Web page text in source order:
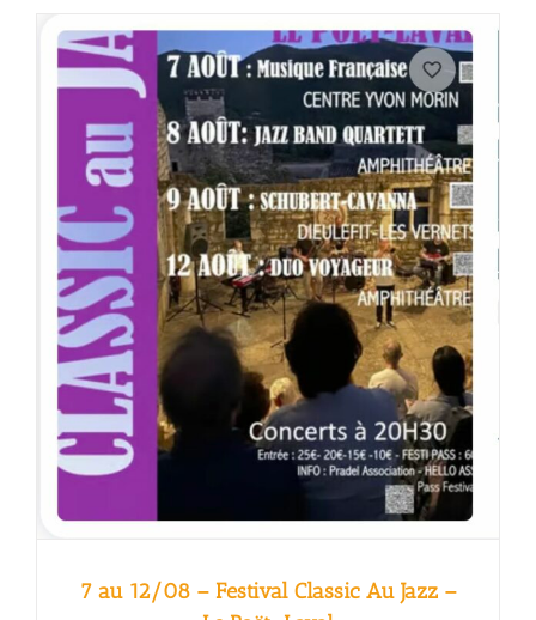
7 au 12/08 – Festival Classic Au Jazz –